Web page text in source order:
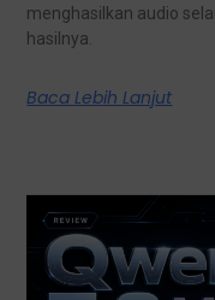
menghasilkan audio
hasilnya.
Baca Lebih Lanjut